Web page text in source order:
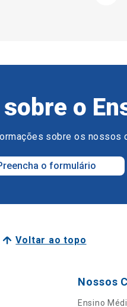
o
sobre os nossos
o formulário
Voltar ao topo
Nossos
Ensino